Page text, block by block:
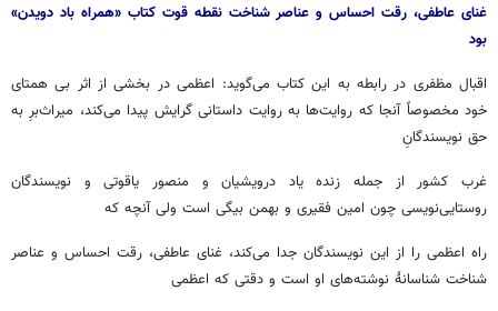
غنای عاطفی، رقت احساس و عناصر شناخت نقطه قوت کتاب «همراه باد دویدن»
بود
اقبال مظفری در رابطه به این کتاب می‌گوید: اعظمی در بخشی از اثر بی همتای
خود مخصوصاً آنجا که روایت‌ها به روایت داستانی گرایش پیدا می‌کند، میراث‌برِ به
حق نویسندگانِ
غرب کشور از جمله زنده یاد درویشیان و منصور یاقوتی و نویسندگان
روستایی‌نویسی چون امین فقیری و بهمن بیگی است ولی آنچه که
راه اعظمی را از این نویسندگان جدا می‌کند، غنای عاطفی، رقت احساس و عناصر
شناخت شناسانۀ نوشته‌های او است و دقتی که اعظمی